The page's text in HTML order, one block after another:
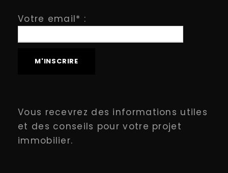
Votre email* :
Vous recevrez des informations utiles
et des conseils pour votre projet
immobilier.